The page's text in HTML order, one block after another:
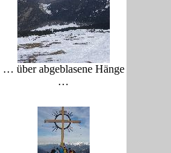
… über abgeblasene Hänge
…